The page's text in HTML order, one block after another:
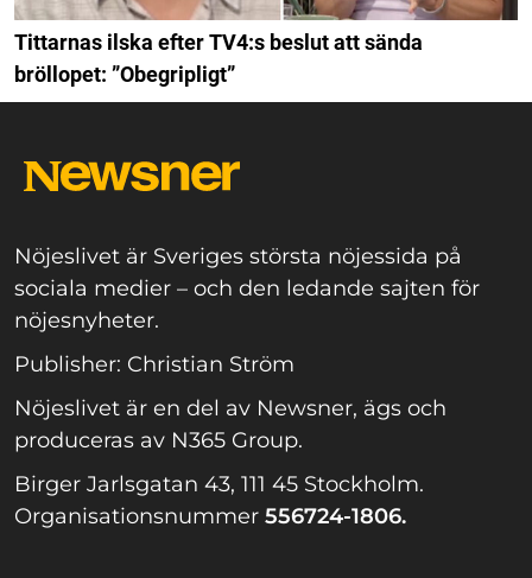
Tittarnas ilska efter TV4:s beslut att sända
bröllopet: ”Obegripligt”
Nöjeslivet är Sveriges största nöjessida på
sociala medier – och den ledande sajten för
nöjesnyheter.
Publisher: Christian Ström
Nöjeslivet är en del av Newsner, ägs och
produceras av N365 Group.
Birger Jarlsgatan 43, 111 45 Stockholm.
Organisationsnummer 556724-1806.